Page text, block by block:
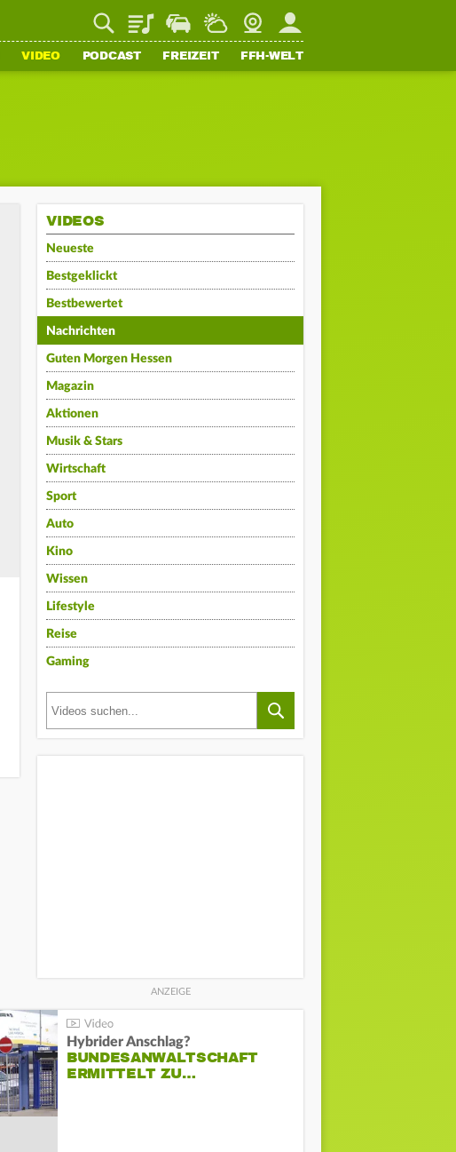
PlaylistStaupilotWetterWebcamMein FFH
VIDEO PODCAST FREIZEIT FFH-WELT
VIDEOS
Neueste
Bestgeklickt
Bestbewertet
Nachrichten
Guten Morgen Hessen
Magazin
Aktionen
Musik & Stars
Wirtschaft
Sport
Auto
Kino
Wissen
Lifestyle
Reise
Gaming
Hybrider Anschlag?
BUNDESANWALTSCHAFT
ERMITTELT ZU…